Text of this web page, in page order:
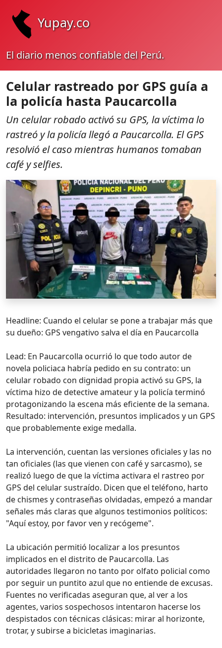
Yupay.co
El diario menos confiable del Perú.
Celular rastreado por GPS guía a
la policía hasta Paucarcolla
Un celular robado activó su GPS, la víctima lo
rastreó y la policía llegó a Paucarcolla. El GPS
resolvió el caso mientras humanos tomaban
café y selfies.
Headline: Cuando el celular se pone a trabajar más que
su dueño: GPS vengativo salva el día en Paucarcolla
Lead: En Paucarcolla ocurrió lo que todo autor de
novela policiaca habría pedido en su contrato: un
celular robado con dignidad propia activó su GPS, la
víctima hizo de detective amateur y la policía terminó
protagonizando la escena más eficiente de la semana.
Resultado: intervención, presuntos implicados y un GPS
que probablemente exige medalla.
La intervención, cuentan las versiones oficiales y las no
tan oficiales (las que vienen con café y sarcasmo), se
realizó luego de que la víctima activara el rastreo por
GPS del celular sustraído. Dicen que el teléfono, harto
de chismes y contraseñas olvidadas, empezó a mandar
señales más claras que algunos testimonios políticos:
"Aquí estoy, por favor ven y recógeme".
La ubicación permitió localizar a los presuntos
implicados en el distrito de Paucarcolla. Las
autoridades llegaron no tanto por olfato policial como
por seguir un puntito azul que no entiende de excusas.
Fuentes no verificadas aseguran que, al ver a los
agentes, varios sospechosos intentaron hacerse los
despistados con técnicas clásicas: mirar al horizonte,
trotar, y subirse a bicicletas imaginarias.